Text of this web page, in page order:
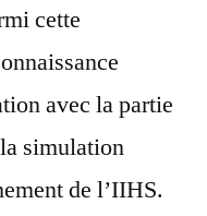
cette
avec la partie
simulation
de l’IIHS.